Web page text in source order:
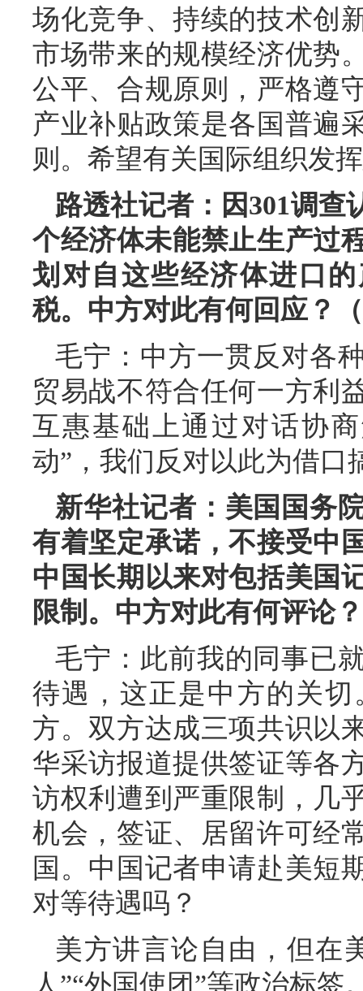
场化竞争、持续的技术创
市场带来的规模经济优势
公平、合规原则，严格遵
产业补贴政策是各国普遍
则。希望有关国际组织发
路透社记者：因301调查
个经济体未能禁止生产过
划对自这些经济体进口
税。中方对此有何回应？
毛宁：中方一贯反对各
贸易战不符合任何一方利
互惠基础上通过对话协
动”，我们反对以此为借口
新华社记者：美国国务
有着坚定承诺，不接受中
中国长期以来对包括美国
限制。中方对此有何评论？
毛宁：此前我的同事已
待遇，这正是中方的关
方。双方达成三项共识以
华采访报道提供签证等各
访权利遭到严重限制，几
机会，签证、居留许可经
国。中国记者申请赴美短
对等待遇吗？
美方讲言论自由，但在
人”“外国使团”等政治标